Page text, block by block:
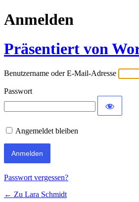
Anmelden
Präsentiert von
Benutzername oder E-Mail-Adresse
Passwort
Angemeldet bleiben
Passwort vergessen?
← Zu Lara Schmidt